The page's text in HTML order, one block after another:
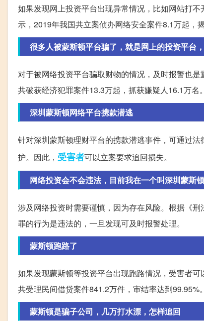
如果发现网上投资平台出现异常情况，比如网站打
示，2019年我国共立案侦办网络安全案件8.1万起，
很多人被蒙斯顿平台骗了，就是网上的投资平台
对于被网络投资平台骗取财物的情况，及时报警也
共破获经济犯罪案件13.3万起，抓获嫌疑人16.1万名。
深圳蒙斯顿网络平台携款潜逃
针对深圳蒙斯顿理财平台的携款潜逃事件，可通过
护。因此， 受害者可以立案要求追回损失。
网络投资会不会违法，目前我在一个叫深圳蒙斯
涉及网络投资时需要谨慎，因为存在风险。根据《
罪的行为是违法的，一旦发现可及时报警处理。
蒙斯顿跑路了
如果发现蒙斯顿等投资平台出现跑路情况，受害者
共受理民间借贷案件841.2万件，审结率达到99.95%。
蒙斯顿是骗子公司，几万打水漂，怎样追回